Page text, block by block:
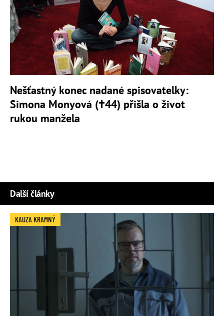
Nešťastný konec nadané spisovatelky:
Simona Monyová (†44) přišla o život
rukou manžela
Další články
KAUZA KRAMNÝ